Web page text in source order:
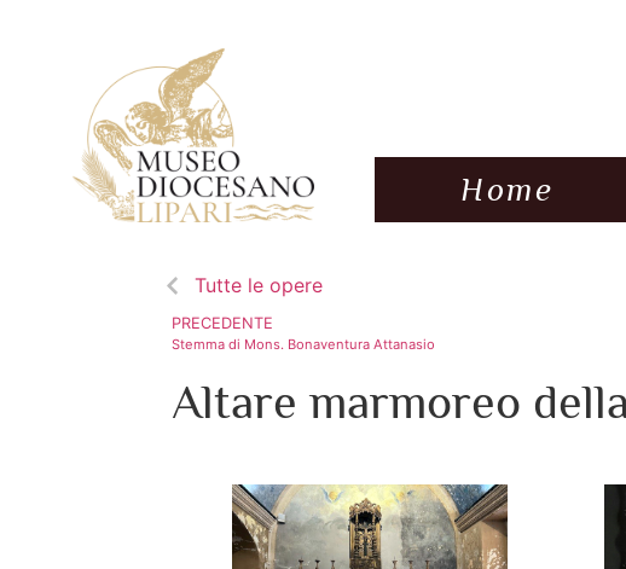
Home
Tutte le opere
PRECEDENTE
Stemma di Mons. Bonaventura Attanasio
Altare marmoreo